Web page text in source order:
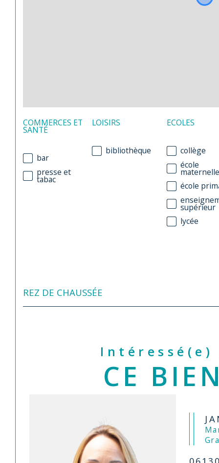
COMMERCES ET
SANTÉ
bar
presse et
tabac
LOISIRS
bibliothèque
ECOLES
collège
école
maternelle
école
supérieur
lycée
REZ DE CHAUSSÉE
Intéressé(e)
CE
Mandataire Saint-